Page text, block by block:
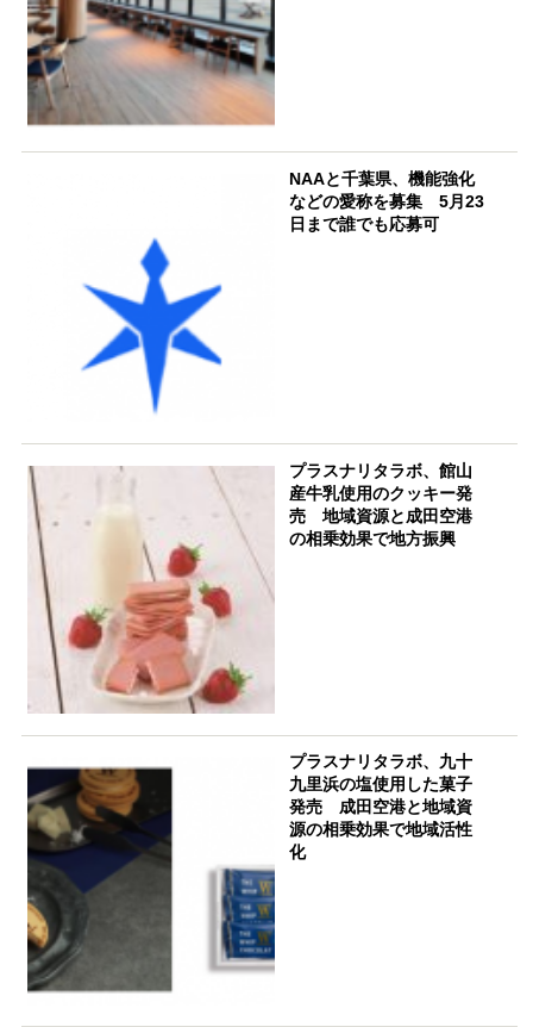
NAAと千葉県、機能強化
などの愛称を募集 5月23
日まで誰でも応募可
プラスナリタラボ、館山
産牛乳使用のクッキー発
売 地域資源と成田空港
の相乗効果で地方振興
プラスナリタラボ、九十
九里浜の塩使用した菓子
発売 成田空港と地域資
源の相乗効果で地域活性
化